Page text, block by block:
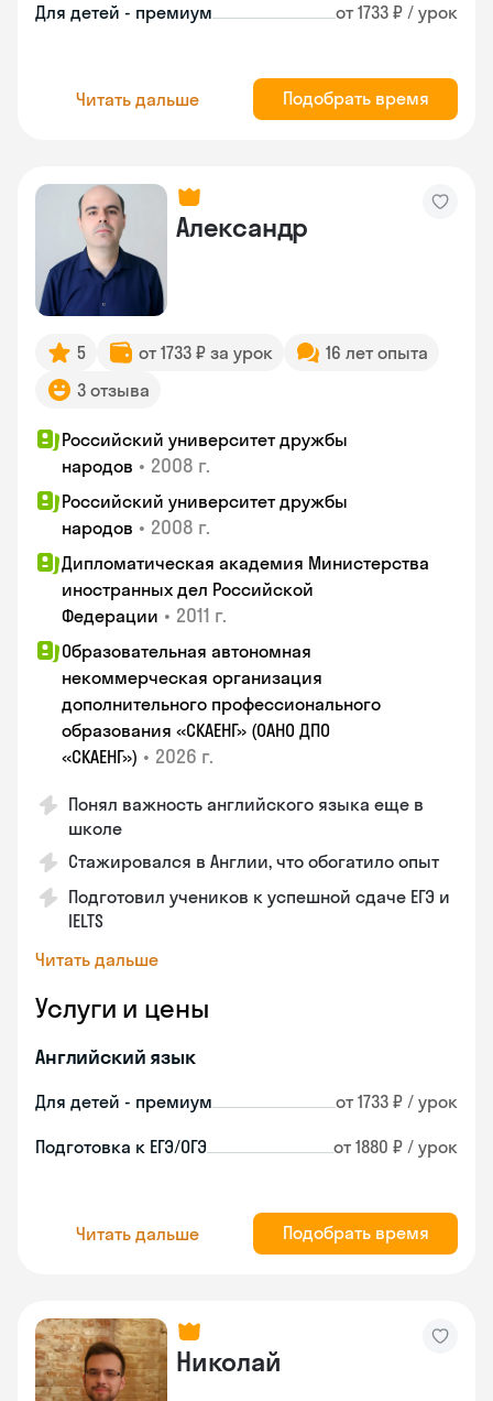
Для детей - премиум от 1733 ₽ / урок
Читать дальше Подобрать время
Александр
5 от 1733 ₽ за урок
16 лет опыта
3 отзыва
Российский университет дружбы
народов • 2008 г.
Российский университет дружбы
народов • 2008 г.
Дипломатическая академия Министерства
иностранных дел Российской
Федерации • 2011 г.
Образовательная автономная
некоммерческая организация
дополнительного профессионального
образования «СКАЕНГ» (ОАНО ДПО
«СКАЕНГ») • 2026 г.
Понял важность английского языка еще в
школе
Стажировался в Англии, что обогатило опыт
Подготовил учеников к успешной сдаче ЕГЭ и
IELTS
Читать дальше
Услуги и цены
Английский язык
Для детей - премиум от 1733 ₽ / урок
Подготовка к ЕГЭ/ОГЭ от 1880 ₽ / урок
Читать дальше Подобрать время
Николай